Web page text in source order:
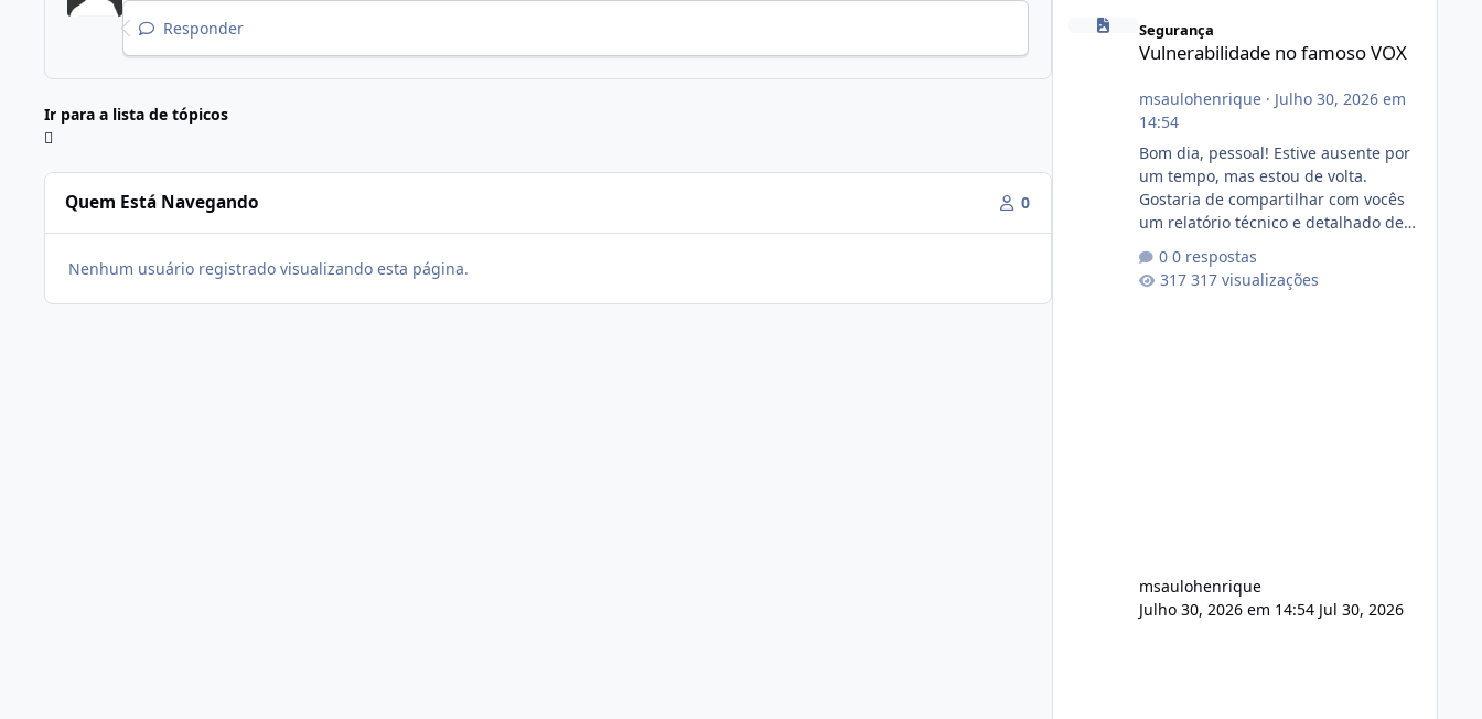
Responder
Ir para a lista de tópicos
Quem Está Navegando 0
Nenhum usuário registrado visualizando esta página.
Vulnerabilidade no famoso VOX
Segurança
Vulnerabilidade no famoso VOX
msaulohenrique· Julho 30, 2026 em
14:54
Bom dia, pessoal! Estive ausente por
um tempo, mas estou de volta.
Gostaria de compartilhar com vocês
um relatório técnico e detalhado de
conformidade referente
ao VOXPANEL (versão atualmente em
0 respostas
317 visualizações
msaulohenrique
Julho 30, 2026 em 14:54 Jul 30, 2026